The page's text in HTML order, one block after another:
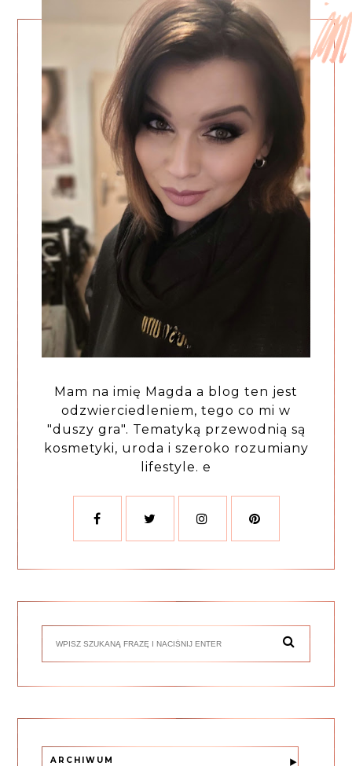
Mam na imię Magda a blog ten jest
odzwierciedleniem, tego co mi w
"duszy gra". Tematyką przewodnią są
kosmetyki, uroda i szeroko rozumiany
lifestyle. e
ARCHIWUM